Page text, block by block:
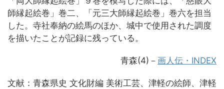
師縁起絵巻」巻二、「元三大師縁起絵巻」巻六を担当
した。寺社奉納の絵馬のほか、城中で使用された調度
を描いたことが記録に残っている。
青森(4)－ 画人伝・INDEX
文献：青森県史 文化財編 美術工芸、津軽の絵師、津軽